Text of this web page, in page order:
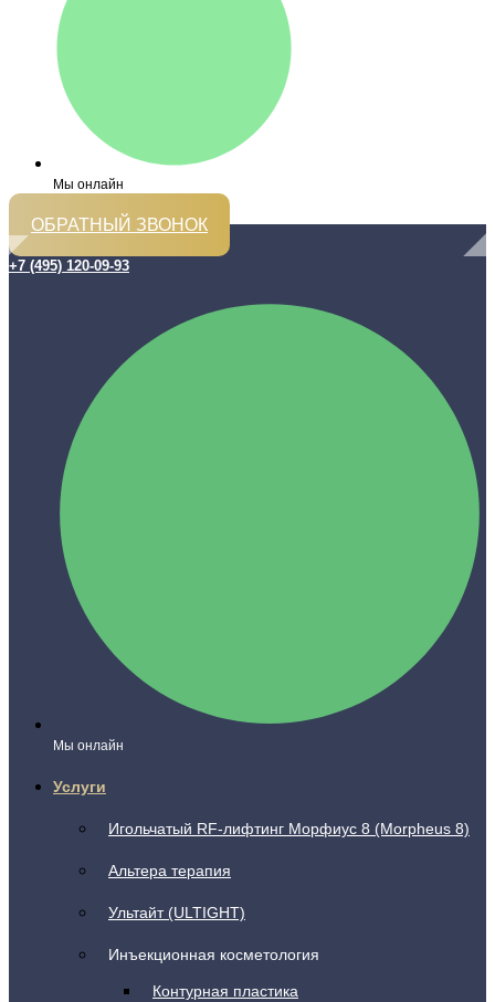
Мы онлайн
ОБРАТНЫЙ ЗВОНОК
+7 (495) 120-09-93
Мы онлайн
Услуги
Игольчатый RF-лифтинг Морфиус 8 (Morpheus 8)
Альтера терапия
Ультайт (ULTIGHT)
Инъекционная косметология
Контурная пластика